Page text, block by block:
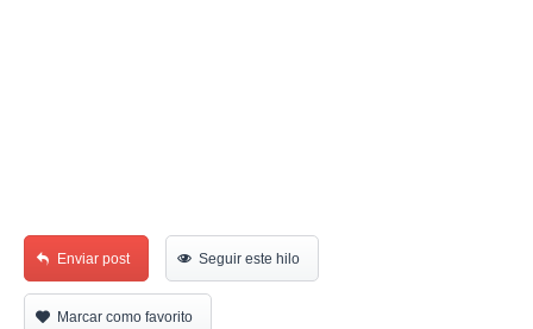
Enviar post Seguir este hilo
Marcar como favorito